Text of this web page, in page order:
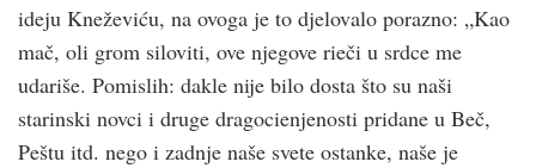
ideju Kneževiću, na ovoga je to djelovalo porazno: „Kao
mač, oli grom siloviti, ove njegove rieči u srdce me
udariše. Pomislih: dakle nije bilo dosta što su naši
starinski novci i druge dragocienjenosti pridane u Beč,
Peštu itd. nego i zadnje naše svete ostanke, naše je